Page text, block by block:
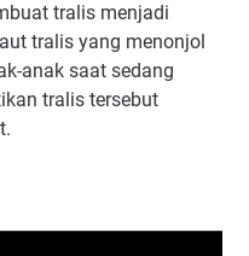
tralis menjadi
tralis yang menonjol
anak saat sedang
tralis tersebut